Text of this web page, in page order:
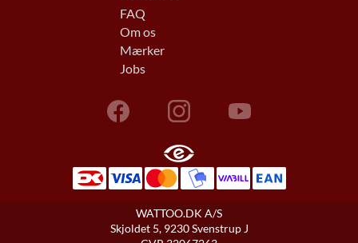
FAQ
Om os
Mærker
Jobs
WATTOO.DK A/S
Skjoldet 5, 9230 Svenstrup J